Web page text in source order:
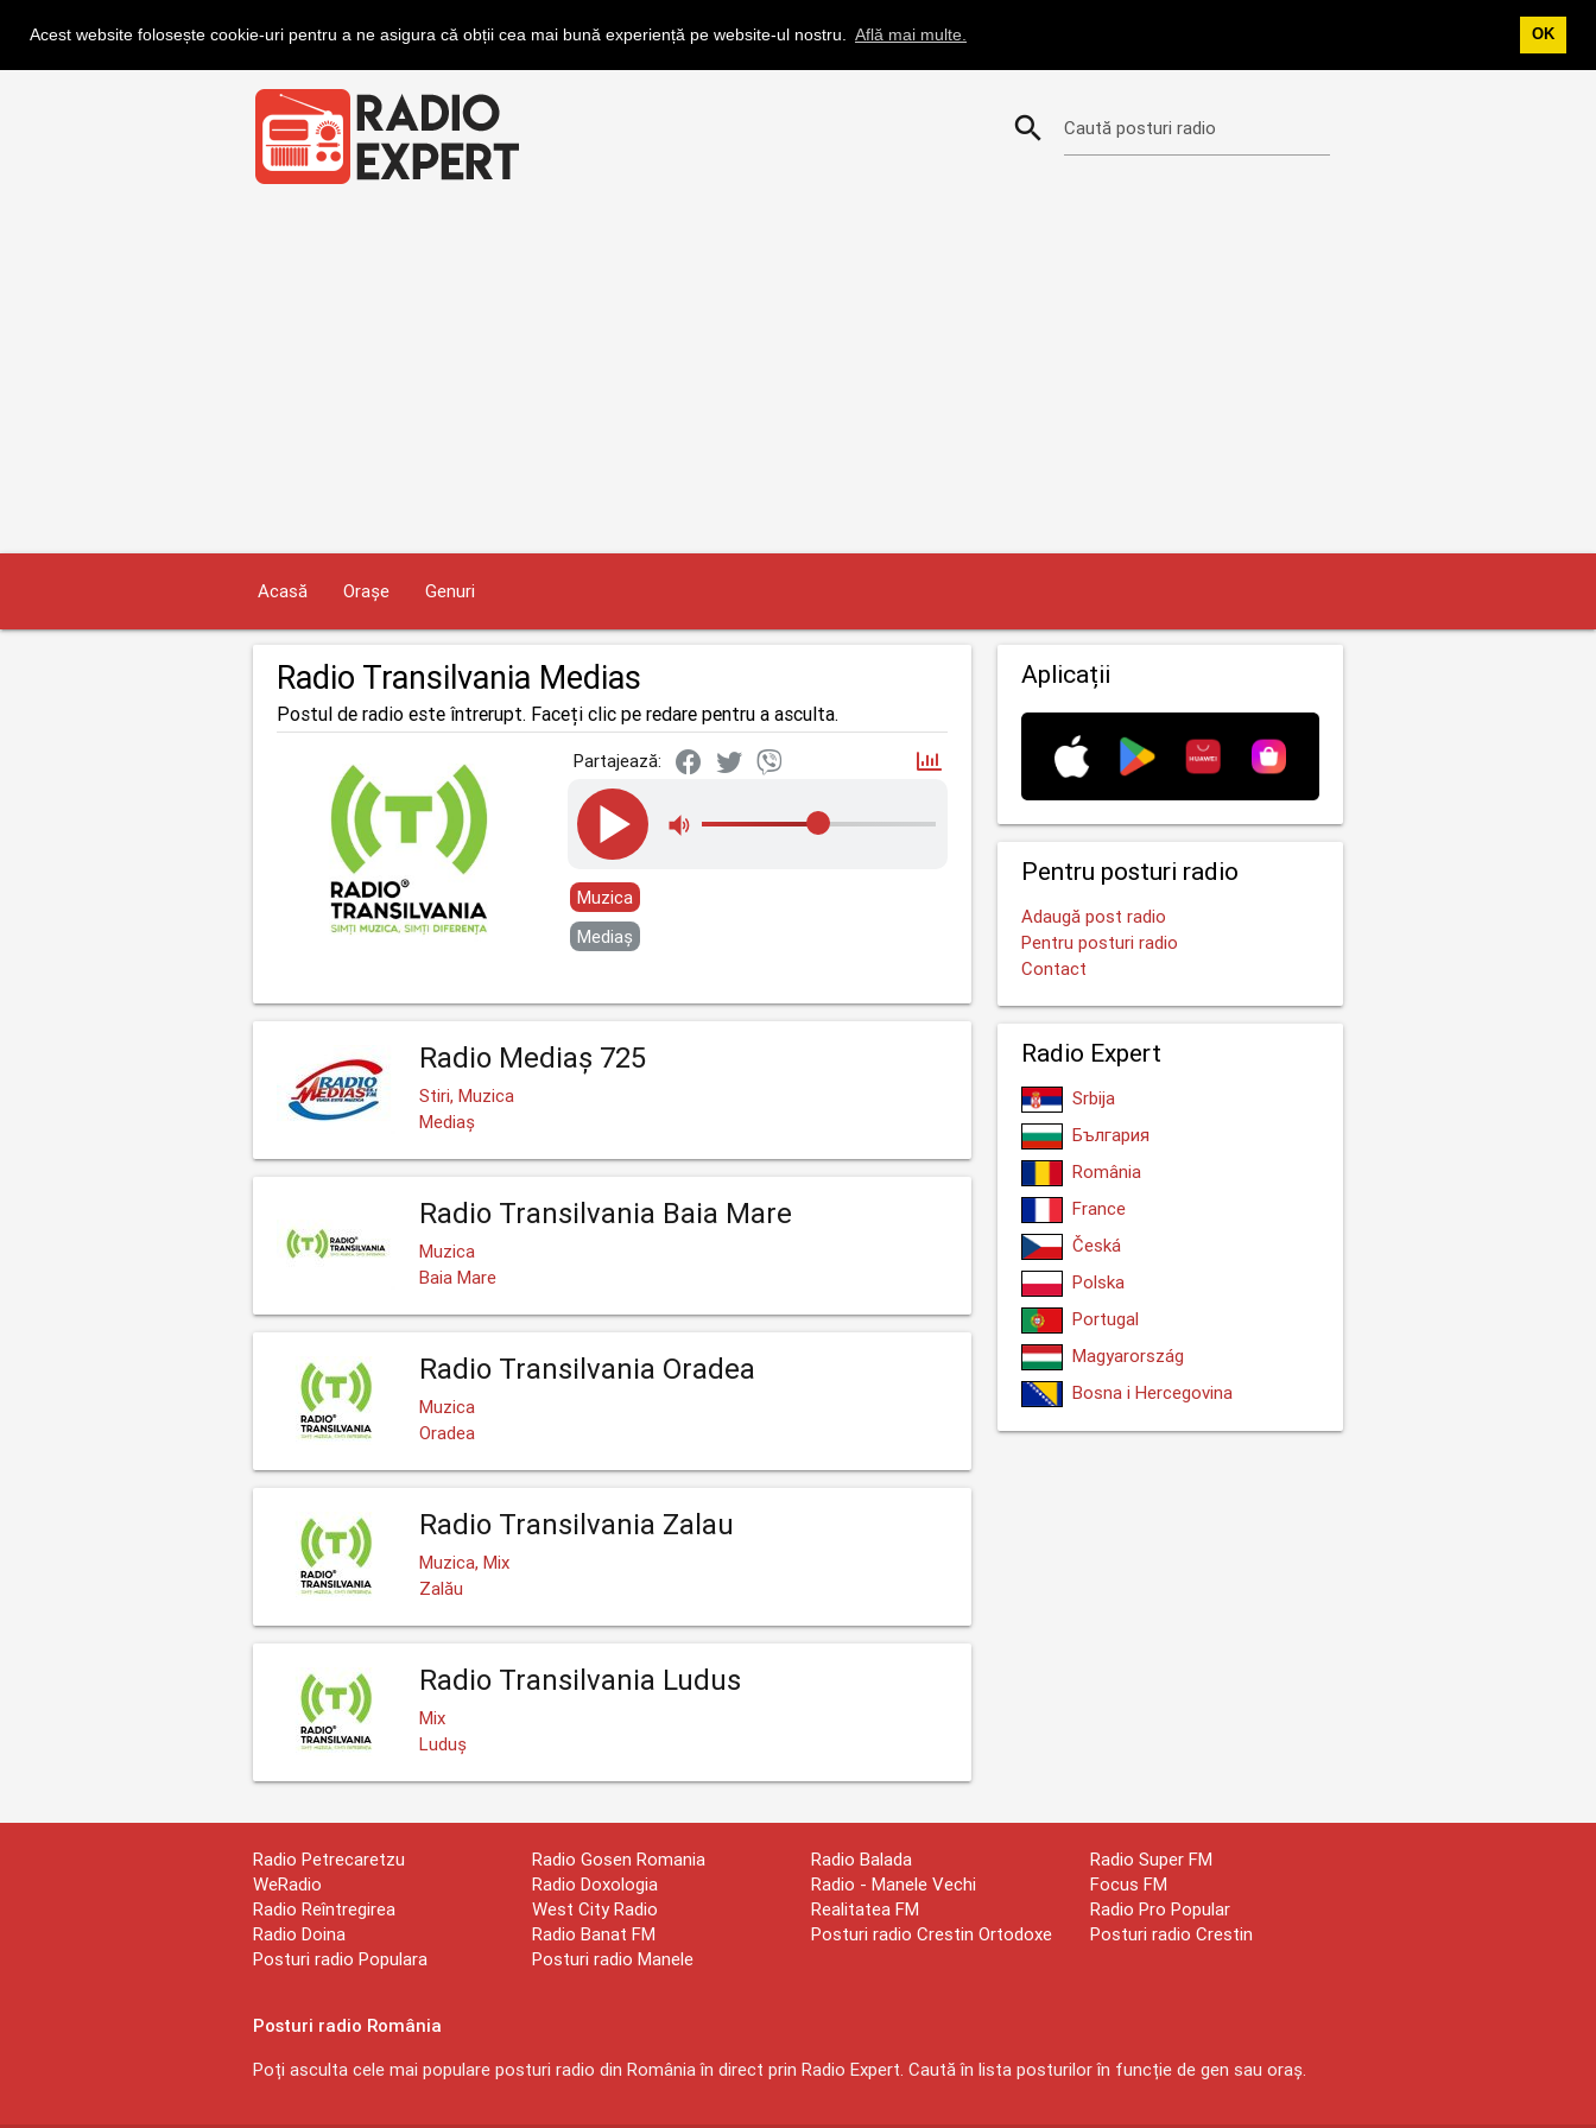
Acest website folosește cookie-uri pentru a ne asigura că obții cea mai bună experiență pe website-ul nostru. Află mai multe. OK
search Caută posturi radio
Acasă Orașe Genuri
Radio Transilvania Medias
Postul de radio este întrerupt. Faceți clic pe redare pentru a asculta.
Partajează:
Muzica
Mediaș
Radio Mediaș 725
Stiri, Muzica
Mediaș
Radio Transilvania Baia Mare
Muzica
Baia Mare
Radio Transilvania Oradea
Muzica
Oradea
Radio Transilvania Zalau
Muzica, Mix
Zalău
Radio Transilvania Ludus
Mix
Luduș
Aplicații
Pentru posturi radio
Adaugă post radio
Pentru posturi radio
Contact
Radio Expert
Srbija
България
România
France
Česká
Polska
Portugal
Magyarország
Bosna i Hercegovina
Radio Petrecaretzu
WeRadio
Radio Reîntregirea
Radio Doina
Posturi radio Populara
Radio Gosen Romania
Radio Doxologia
West City Radio
Radio Banat FM
Posturi radio Manele
Radio Balada
Radio - Manele Vechi
Realitatea FM
Posturi radio Crestin Ortodoxe
Radio Super FM
Focus FM
Radio Pro Popular
Posturi radio Crestin
Posturi radio România
Poți asculta cele mai populare posturi radio din România în direct prin Radio Expert. Caută în lista posturilor în funcție de gen sau oraș.